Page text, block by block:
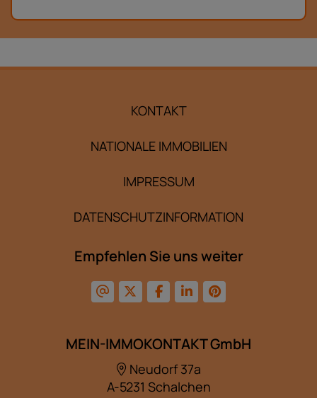
KONTAKT
NATIONALE IMMOBILIEN
IMPRESSUM
DATENSCHUTZINFORMATION
Empfehlen Sie uns weiter
MEIN-IMMOKONTAKT GmbH
Neudorf 37a
A-5231 Schalchen